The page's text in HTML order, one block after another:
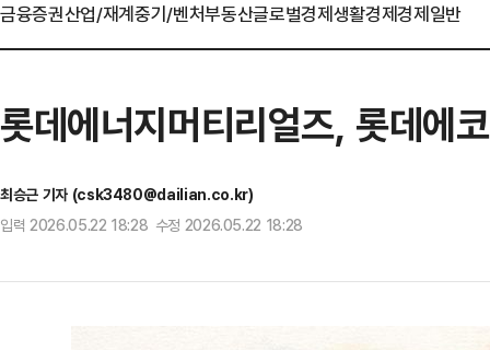
금융증권산업/재계중기/벤처부동산글로벌경제생활경제경제일반
롯데에너지머티리얼즈, 롯데에
최승근 기자 (csk3480@dailian.co.kr)
입력 2026.05.22 18:28 수정 2026.05.22 18:28